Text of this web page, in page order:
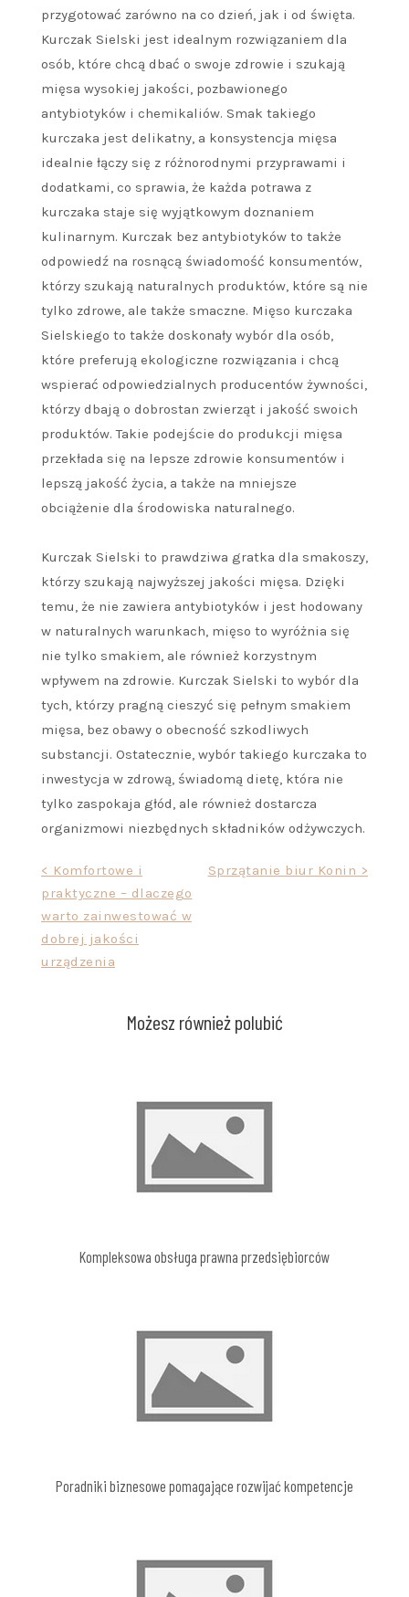
przygotować zarówno na co dzień, jak i od święta.
Kurczak Sielski jest idealnym rozwiązaniem dla
osób, które chcą dbać o swoje zdrowie i szukają
mięsa wysokiej jakości, pozbawionego
antybiotyków i chemikaliów. Smak takiego
kurczaka jest delikatny, a konsystencja mięsa
idealnie łączy się z różnorodnymi przyprawami i
dodatkami, co sprawia, że każda potrawa z
kurczaka staje się wyjątkowym doznaniem
kulinarnym. Kurczak bez antybiotyków to także
odpowiedź na rosnącą świadomość konsumentów,
którzy szukają naturalnych produktów, które są nie
tylko zdrowe, ale także smaczne. Mięso kurczaka
Sielskiego to także doskonały wybór dla osób,
które preferują ekologiczne rozwiązania i chcą
wspierać odpowiedzialnych producentów żywności,
którzy dbają o dobrostan zwierząt i jakość swoich
produktów. Takie podejście do produkcji mięsa
przekłada się na lepsze zdrowie konsumentów i
lepszą jakość życia, a także na mniejsze
obciążenie dla środowiska naturalnego.
Kurczak Sielski to prawdziwa gratka dla smakoszy,
którzy szukają najwyższej jakości mięsa. Dzięki
temu, że nie zawiera antybiotyków i jest hodowany
w naturalnych warunkach, mięso to wyróżnia się
nie tylko smakiem, ale również korzystnym
wpływem na zdrowie. Kurczak Sielski to wybór dla
tych, którzy pragną cieszyć się pełnym smakiem
mięsa, bez obawy o obecność szkodliwych
substancji. Ostatecznie, wybór takiego kurczaka to
inwestycja w zdrową, świadomą dietę, która nie
tylko zaspokaja głód, ale również dostarcza
organizmowi niezbędnych składników odżywczych.
Nawigacja
wpisu
< Komfortowe i
praktyczne – dlaczego
warto zainwestować w
dobrej jakości
urządzenia
Sprzątanie biur Konin >
Możesz również polubić
Kompleksowa obsługa prawna przedsiębiorców
Poradniki biznesowe pomagające rozwijać kompetencje